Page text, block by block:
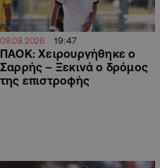
08.08.2026 19:47
ΠΑΟΚ: Χειρουργήθηκε ο
Σαρρής – Ξεκινά ο δρόμος
της επιστροφής